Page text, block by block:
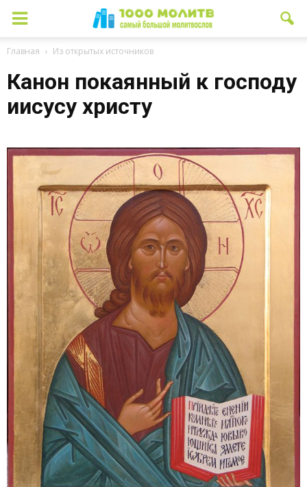
Главная Из открытых источников
Канон покаянный к господу
иисусу христу